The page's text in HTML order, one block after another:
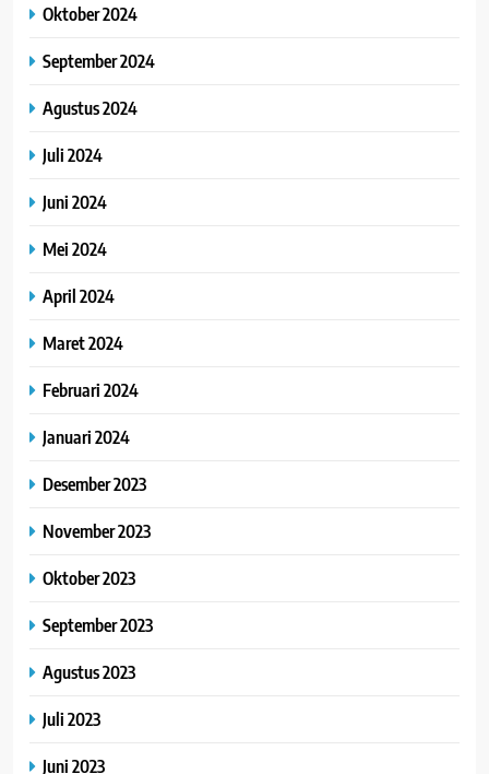
Oktober 2024
September 2024
Agustus 2024
Juli 2024
Juni 2024
Mei 2024
April 2024
Maret 2024
Februari 2024
Januari 2024
Desember 2023
November 2023
Oktober 2023
September 2023
Agustus 2023
Juli 2023
Juni 2023